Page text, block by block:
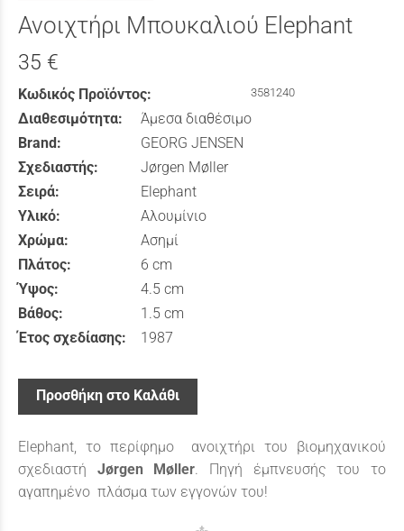
Ανοιχτήρι Μπουκαλιού Elephant
35 €
Κωδικός Προϊόντος: 3581240
Διαθεσιμότητα:
Άμεσα διαθέσιμο
Brand:
GEORG JENSEN
Σχεδιαστής:
Jørgen Møller
Σειρά:
Elephant
Υλικό:
Αλουμίνιο
Χρώμα:
Ασημί
Πλάτος:
6 cm
Ύψος:
4.5 cm
Βάθος:
1.5 cm
Έτος σχεδίασης:
1987
Προσθήκη στο Καλάθι
Elephant, το περίφημο ανοιχτήρι του βιομηχανικού
σχεδιαστή Jørgen Møller. Πηγή έμπνευσής του το
αγαπημένο πλάσμα των εγγονών του!